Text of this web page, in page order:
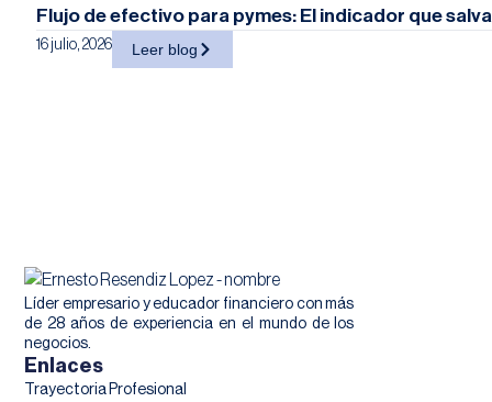
Flujo de efectivo para pymes: El indicador que
16 julio, 2026 Leer blog
Enlaces
Trayectoria Profesional
Líder empresario y educador financiero con más
de 28 años de experiencia en el mundo de los
negocios.